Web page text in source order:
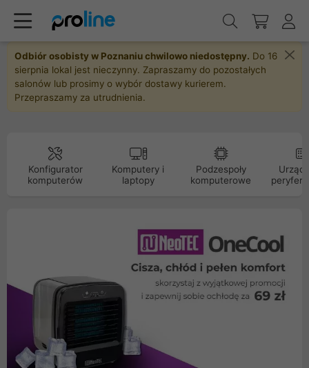
Odbiór osobisty w Poznaniu chwilowo niedostępny. Do 16
sierpnia lokal jest nieczynny. Zapraszamy do pozostałych
salonów lub prosimy o wybór dostawy kurierem.
Przepraszamy za utrudnienia.
Konfigurator
komputerów
Komputery i
laptopy
Podzespoły
komputerowe